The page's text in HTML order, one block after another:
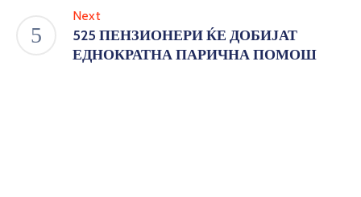
Next
525 ПЕНЗИОНЕРИ ЌЕ ДОБИЈАТ
ЕДНОКРАТНА ПАРИЧНА ПОМОШ